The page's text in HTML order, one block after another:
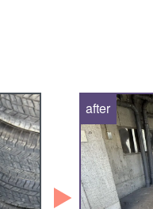
after